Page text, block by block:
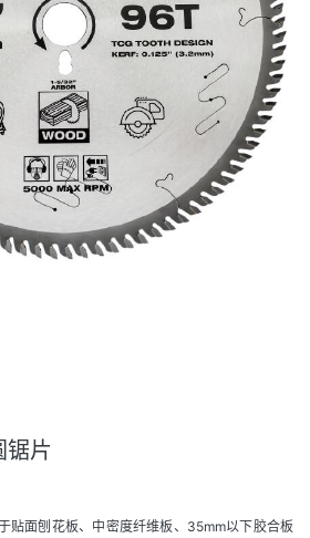
锯片
贴面刨花板、中密度纤维板、35mm以下胶合板